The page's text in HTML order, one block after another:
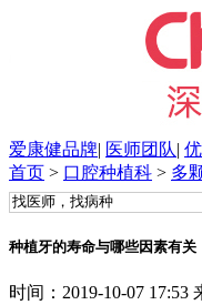
爱康健品牌| 医师团队|
首页 > 口腔种植科 > 多
种植牙的寿命与哪些因素有关
时间：2019-10-07 17:53